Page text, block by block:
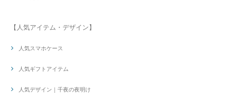
【人気アイテム・デザイン】
人気スマホケース
人気ギフトアイテム
人気デザイン｜千夜の夜明け